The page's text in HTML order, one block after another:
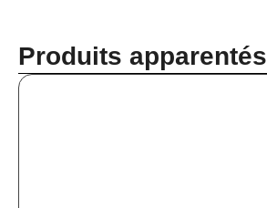
Produits apparentés